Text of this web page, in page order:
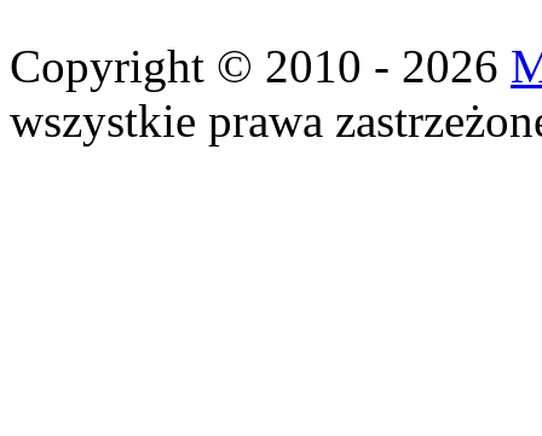
Copyright © 2010 - 2026
wszystkie prawa